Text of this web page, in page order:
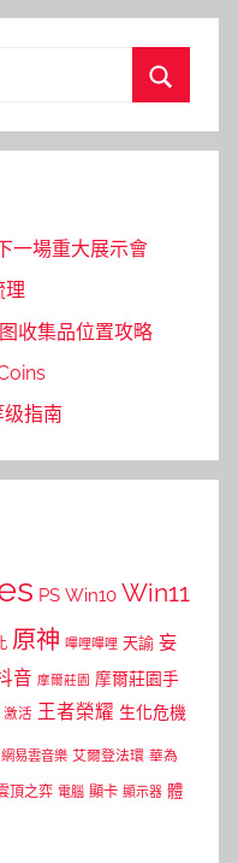
一場重大展示會
理
收集品位置攻略
指南
PS Win10 Win11
原神 嗶哩嗶哩 天諭 妄
音 摩爾莊園 摩爾莊園手
激活 王者榮耀 生化危機
網易雲音樂 艾爾登法環 華為
頂之弈 電腦 顯卡 顯示器 體